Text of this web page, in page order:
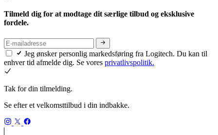
Tilmeld dig for at modtage dit særlige tilbud og eksklusive
fordele.
Jeg ønsker personlig markedsføring fra Logitech. Du kan til
enhver tid afmelde dig. Se vores privatlivspolitik.
Tak for din tilmelding.
Se efter et velkomsttilbud i din indbakke.